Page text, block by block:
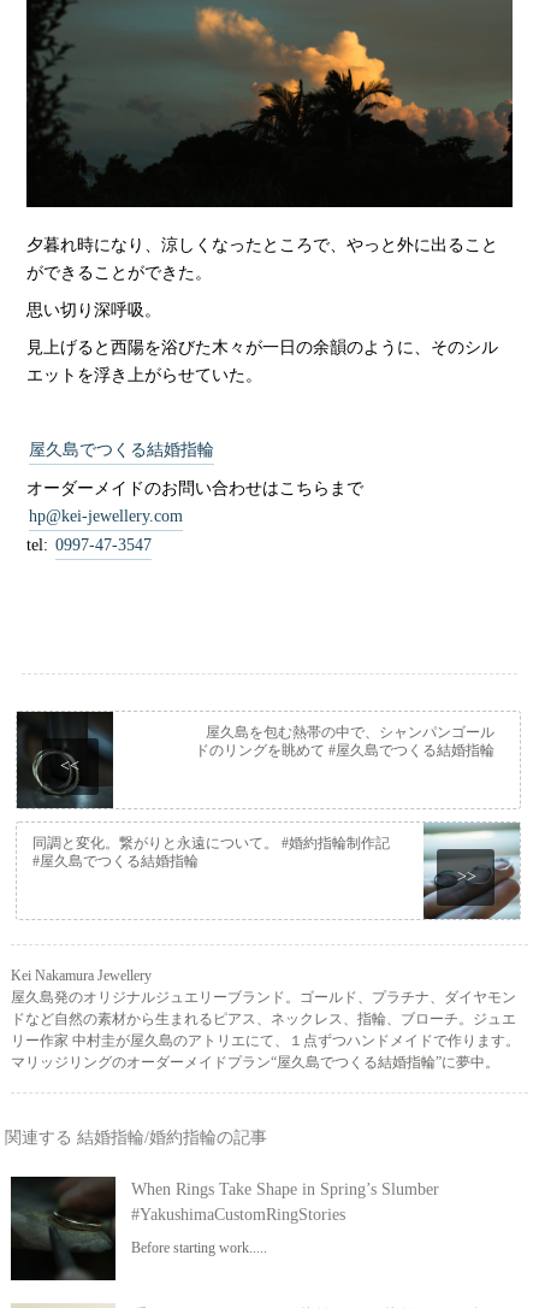
夕暮れ時になり、涼しくなったところで、やっと外に出ること
ができることができた。
思い切り深呼吸。
見上げると西陽を浴びた木々が一日の余韻のように、そのシル
エットを浮き上がらせていた。
屋久島でつくる結婚指輪
オーダーメイドのお問い合わせはこちらまで
hp@kei-jewellery.com
tel: 0997-47-3547
<<
屋久島を包む熱帯の中で、シャンパンゴール
ドのリングを眺めて #屋久島でつくる結婚指輪
>>
同調と変化。繋がりと永遠について。 #婚約指輪制作記
#屋久島でつくる結婚指輪
Kei Nakamura Jewellery
屋久島発のオリジナルジュエリーブランド。ゴールド、プラチナ、ダイヤモン
ドなど自然の素材から生まれるピアス、ネックレス、指輪、ブローチ。ジュエ
リー作家 中村圭が屋久島のアトリエにて、１点ずつハンドメイドで作ります。
マリッジリングのオーダーメイドプラン“屋久島でつくる結婚指輪”に夢中。
関連する 結婚指輪/婚約指輪の記事
When Rings Take Shape in Spring’s Slumber
#YakushimaCustomRingStories
Before starting work.....